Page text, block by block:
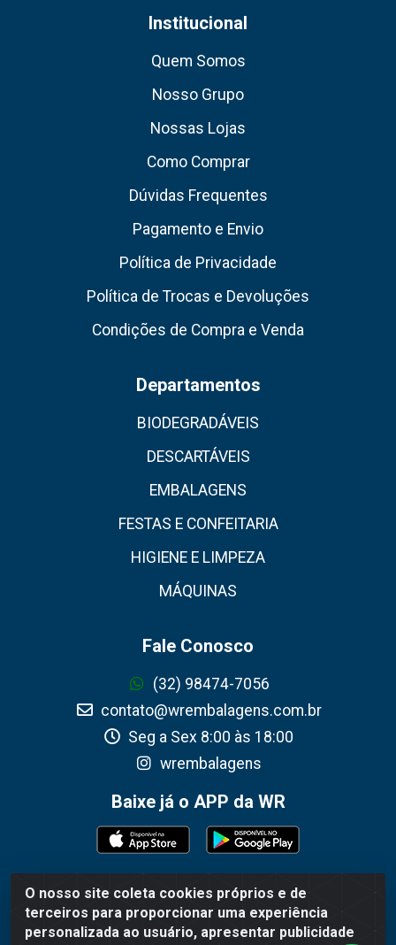
O nosso site coleta cookies próprios e de
terceiros para proporcionar uma experiência
personalizada ao usuário, apresentar publicidade
Institucional
Quem Somos
Nosso Grupo
Nossas Lojas
Como Comprar
Dúvidas Frequentes
Pagamento e Envio
Política de Privacidade
Política de Trocas e Devoluções
Condições de Compra e Venda
Departamentos
BIODEGRADÁVEIS
DESCARTÁVEIS
EMBALAGENS
FESTAS E CONFEITARIA
HIGIENE E LIMPEZA
MÁQUINAS
Fale Conosco
(32) 98474-7056
contato@wrembalagens.com.br
Seg a Sex 8:00 às 18:00
wrembalagens
Baixe já o APP da WR
WR Embalagens - R. Cel. Teodoro Gomes de Araújo,
1360 - Grogotó - Barbacena / MG - CEP 36202-628 -